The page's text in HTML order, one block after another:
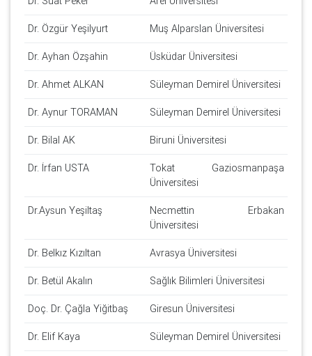
Dr. Özgür Yeşilyurt Muş Alparslan Üniversitesi
Dr. Ayhan Özşahin Üsküdar Üniversitesi
Dr. Ahmet ALKAN Süleyman Demirel Üniversitesi
Dr. Aynur TORAMAN Süleyman Demirel Üniversitesi
Dr. Bilal AK Biruni Üniversitesi
Dr. İrfan USTA
Tokat Gaziosmanpaşa
Üniversitesi
Dr.Aysun Yeşiltaş
Necmettin Erbakan
Üniversitesi
Dr. Belkız Kızıltan Avrasya Üniversitesi
Dr. Betül Akalın Sağlık Bilimleri Üniversitesi
Doç. Dr. Çağla Yiğitbaş Giresun Üniversitesi
Dr. Elif Kaya Süleyman Demirel Üniversitesi